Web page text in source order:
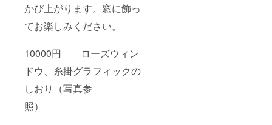
かび上がります。窓に飾っ
てお楽しみください。
10000円 ローズウィン
ドウ、糸掛グラフィックの
しおり（写真参
照）